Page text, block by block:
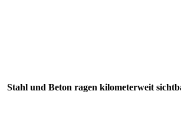
Stahl und Beton ragen kilometerweit